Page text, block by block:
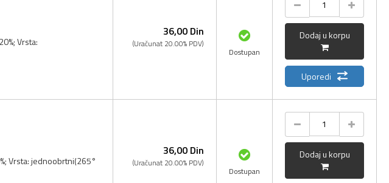
Vrsta:
36,00 Din
(Uračunat 20.00% PDV)
Dostupan
Dodaj u korpu
Uporedi
Vrsta: jednoobrtni(265°
36,00 Din
(Uračunat 20.00% PDV)
Dostupan
Dodaj u korpu